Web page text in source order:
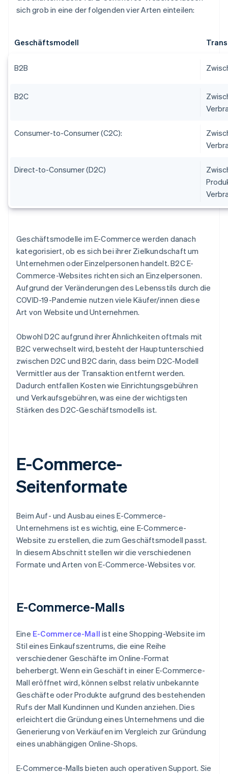
sich grob in eine der folgenden vier Arten einteilen:
Geschäftsmodell
B2B
B2C
Consumer-to-Consumer (C2C):
Direct-to-Consumer (D2C)
Geschäftsmodelle im E-Commerce werden danach
kategorisiert, ob es sich bei ihrer Zielkundschaft um
Unternehmen oder Einzelpersonen handelt. B2C E-
Commerce-Websites richten sich an Einzelpersonen.
Aufgrund der Veränderungen des Lebensstils durch die
COVID-19-Pandemie nutzen viele Käufer/innen diese
Art von Website und Unternehmen.
Obwohl D2C aufgrund ihrer Ähnlichkeiten oftmals mit
B2C verwechselt wird, besteht der Hauptunterschied
zwischen D2C und B2C darin, dass beim D2C-Modell
Vermittler aus der Transaktion entfernt werden.
Dadurch entfallen Kosten wie Einrichtungsgebühren
und Verkaufsgebühren, was eine der wichtigsten
Stärken des D2C-Geschäftsmodells ist.
E-Commerce-
Seitenformate
Beim Auf- und Ausbau eines E-Commerce-
Unternehmens ist es wichtig, eine E-Commerce-
Website zu erstellen, die zum Geschäftsmodell passt.
In diesem Abschnitt stellen wir die verschiedenen
Formate und Arten von E-Commerce-Websites vor.
E-Commerce-Malls
Eine E-Commerce-Mall ist eine Shopping-Website im
Stil eines Einkaufszentrums, die eine Reihe
verschiedener Geschäfte im Online-Format
beherbergt. Wenn ein Geschäft in einer E-Commerce-
Mall eröffnet wird, können selbst relativ unbekannte
Geschäfte oder Produkte aufgrund des bestehenden
Rufs der Mall Kundinnen und Kunden anziehen. Dies
erleichtert die Gründung eines Unternehmens und die
Generierung von Verkäufen im Vergleich zur Gründung
eines unabhängigen Online-Shops.
E-Commerce-Malls bieten auch operativen Support. Sie